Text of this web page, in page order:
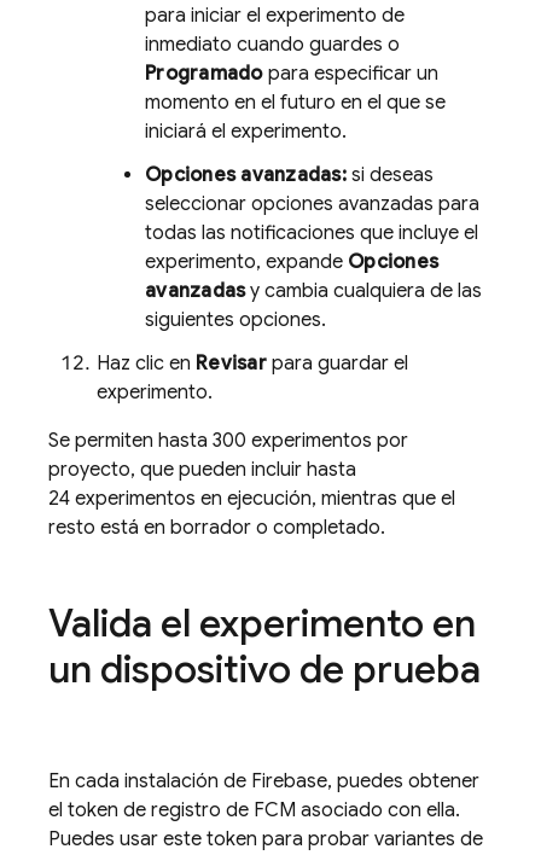
para iniciar el experimento de
inmediato cuando guardes o
Programadopara especificar un
momento en el futuro en el que se
iniciará el experimento.
Opciones avanzadas:si deseas
seleccionar opciones avanzadas para
todas las notificaciones que incluye el
experimento, expande Opciones
avanzadasy cambia cualquiera de las
siguientes opciones.
Haz clic en Revisarpara guardar el
experimento.
Se permiten hasta 300 experimentos por
proyecto, que pueden incluir hasta
24 experimentos en ejecución, mientras que el
resto está en borrador o completado.
Valida el experimento en
un dispositivo de prueba
En cada instalación de Firebase, puedes obtener
el token de registro de FCM asociado con ella.
Puedes usar este token para probar variantes de